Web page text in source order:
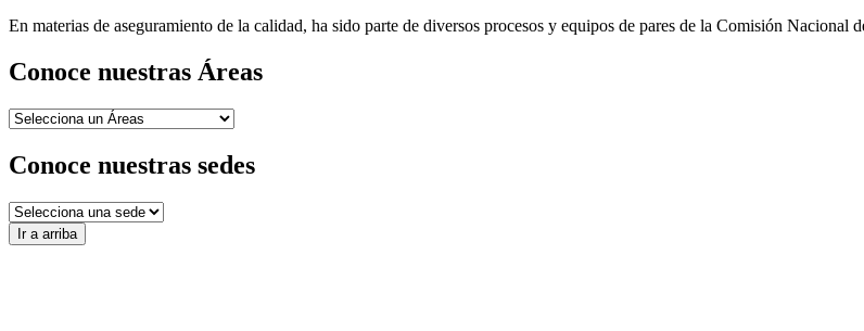
En materias de aseguramiento de la calidad, ha sido parte de diversos procesos y equipos de pares de la Comisión Nacional
Conoce nuestras Áreas
Conoce nuestras sedes
Ir a arriba